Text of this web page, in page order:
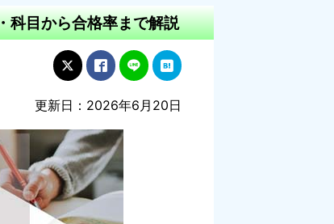
目から合格率まで解説
更新日：2026年6月20日